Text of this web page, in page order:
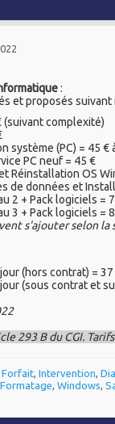
:
et proposés
(suivant complexité)
système (PC) = 45
PC neuf = 45 €
Réinstallation OS
de données et
2 + Pack logiciels =
3 + Pack logiciels =
s'ajouter selon
(hors contrat) =
(sous contrat et
293 B du CGI.
Forfait, Intervention,
Formatage, Windows,